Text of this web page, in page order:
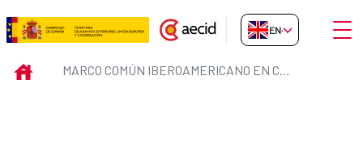
Skip to Main Content
Marco común Iberoamericano
EN-GB
INICIO MARCO COMÚN IBEROAMERICANO EN CALIDAD DE LAS AGUAS